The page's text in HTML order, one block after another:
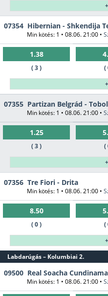
07354 Hibernian - Shkendija
Min kötés: 1 • 08.06. 21:00 •
1.38
( 3 ) (
07355 Partizan Belgrád -
Min kötés: 1 • 08.06. 21:00 •
1.25
( 3 ) (
07356 Tre Fiori - Drita
Min kötés: 1 • 08.06. 21:00 •
8.50
( 0 ) (
Labdarúgás – Kolumbiai 2.
09500 Real Soacha
Min kötés: 1 • 08.06. 21:00 •